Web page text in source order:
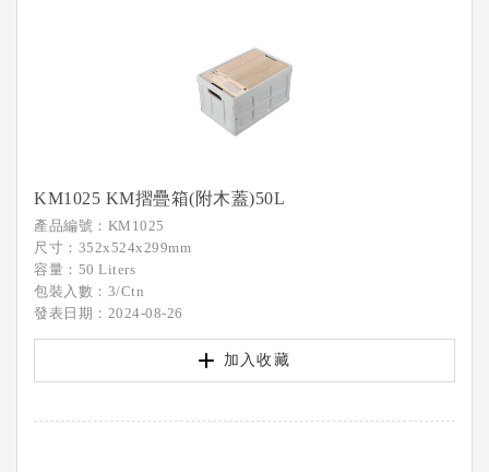
KM1025 KM摺疊箱(附木蓋)50L
產品編號：KM1025
尺寸：352x524x299mm
容量：50 Liters
包裝入數：3/Ctn
發表日期：2024-08-26
加入收藏